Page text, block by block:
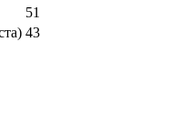
51
43